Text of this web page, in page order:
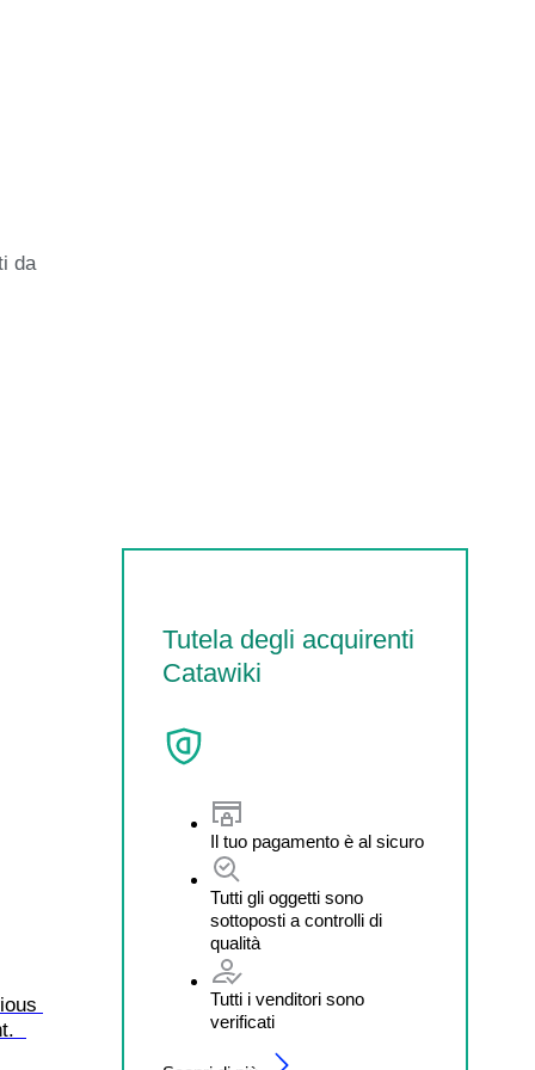
da
Tutela degli acquirenti
Catawiki
Il tuo pagamento è al sicuro
Tutti gli oggetti sono
sottoposti a controlli di
qualità
Tutti i venditori sono
verificati